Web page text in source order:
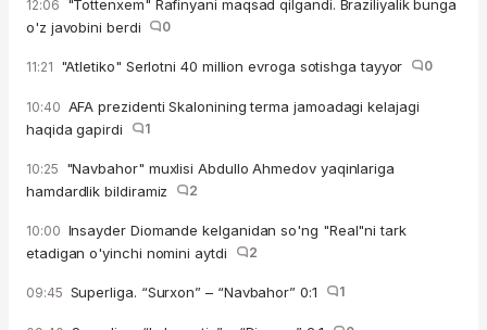
12:06 "Tottenxem" Rafinyani maqsad qilgandi. Braziliyalik bunga
o'z javobini berdi
0
11:21 "Atletiko" Serlotni 40 million evroga sotishga tayyor 0
10:40 AFA prezidenti Skalonining terma jamoadagi kelajagi
haqida gapirdi
1
10:25 "Navbahor" muxlisi Abdullo Ahmedov yaqinlariga
hamdardlik bildiramiz
2
10:00 Insayder Diomande kelganidan so'ng "Real"ni tark
etadigan o'yinchi nomini aytdi
2
09:45 Superliga. “Surxon” – “Navbahor” 0:1 1